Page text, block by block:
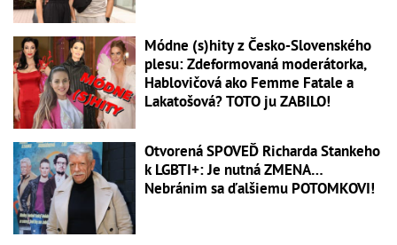
Módne (s)hity z Česko-Slovenského
plesu: Zdeformovaná moderátorka,
Hablovičová ako Femme Fatale a
Lakatošová? TOTO ju ZABILO!
Otvorená SPOVEĎ Richarda Stankeho
k LGBTI+: Je nutná ZMENA…
Nebránim sa ďalšiemu POTOMKOVI!